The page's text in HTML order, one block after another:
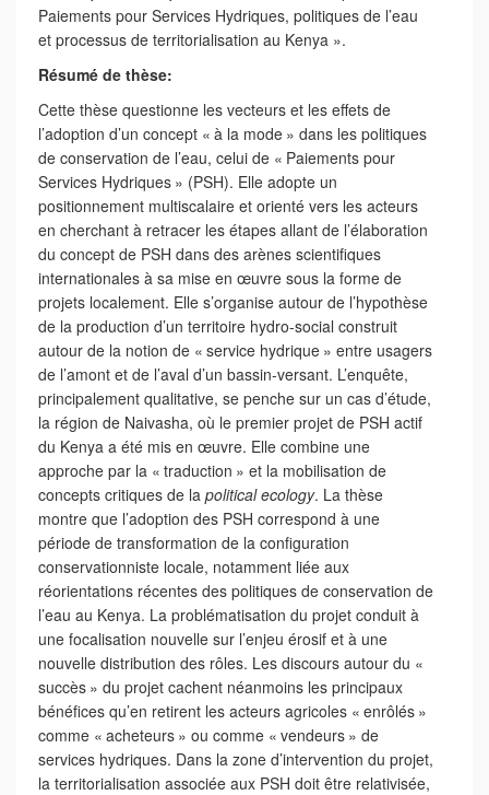
Paiements pour Services Hydriques, politiques de l’eau
et processus de territorialisation au Kenya ».
Résumé de thèse:
Cette thèse questionne les vecteurs et les effets de
l’adoption d’un concept « à la mode » dans les politiques
de conservation de l’eau, celui de « Paiements pour
Services Hydriques » (PSH). Elle adopte un
positionnement multiscalaire et orienté vers les acteurs
en cherchant à retracer les étapes allant de l’élaboration
du concept de PSH dans des arènes scientifiques
internationales à sa mise en œuvre sous la forme de
projets localement. Elle s’organise autour de l’hypothèse
de la production d’un territoire hydro-social construit
autour de la notion de « service hydrique » entre usagers
de l’amont et de l’aval d’un bassin-versant. L’enquête,
principalement qualitative, se penche sur un cas d’étude,
la région de Naivasha, où le premier projet de PSH actif
du Kenya a été mis en œuvre. Elle combine une
approche par la « traduction » et la mobilisation de
concepts critiques de la political ecology. La thèse
montre que l’adoption des PSH correspond à une
période de transformation de la configuration
conservationniste locale, notamment liée aux
réorientations récentes des politiques de conservation de
l’eau au Kenya. La problématisation du projet conduit à
une focalisation nouvelle sur l’enjeu érosif et à une
nouvelle distribution des rôles. Les discours autour du «
succès » du projet cachent néanmoins les principaux
bénéfices qu’en retirent les acteurs agricoles « enrôlés »
comme « acheteurs » ou comme « vendeurs » de
services hydriques. Dans la zone d’intervention du projet,
la territorialisation associée aux PSH doit être relativisée,